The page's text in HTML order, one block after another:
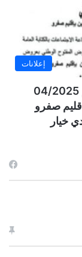
إعلانات
إعلان عن طلب عروض مفتوح وطني رقم 04/2025
صفرو
خيار